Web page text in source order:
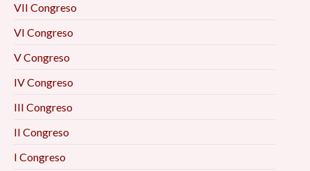
VII Congreso
VI Congreso
V Congreso
IV Congreso
III Congreso
II Congreso
I Congreso